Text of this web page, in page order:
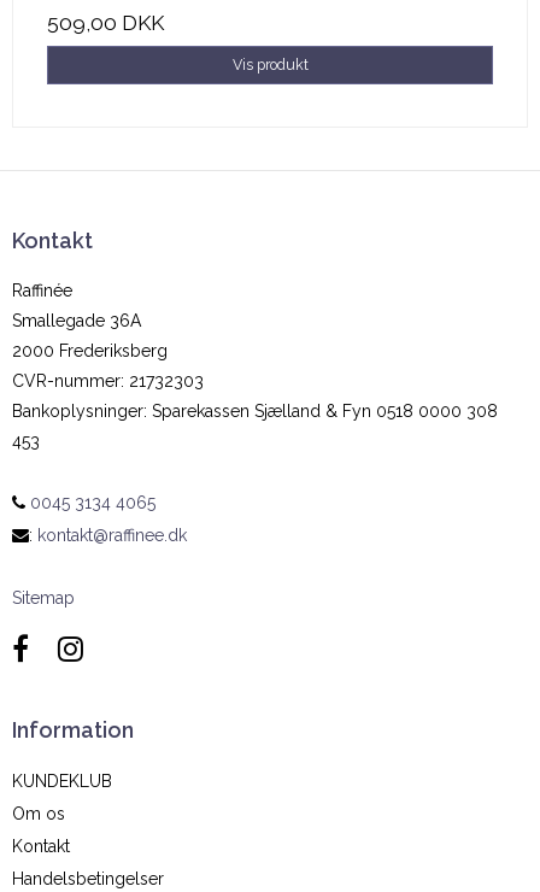
509,00 DKK
Vis produkt
Kontakt
Raffinée
Smallegade 36A
2000 Frederiksberg
CVR-nummer: 21732303
Bankoplysninger: Sparekassen Sjælland & Fyn 0518 0000 308
453
0045 3134 4065
: kontakt@raffinee.dk
Sitemap
Information
KUNDEKLUB
Om os
Kontakt
Handelsbetingelser